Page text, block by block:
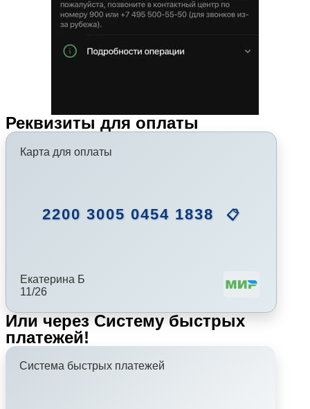
Реквизиты для оплаты
Карта для оплаты
2200 3005 0454 1838 📋
Екатерина Б
11/26
Или через Систему быстрых
платежей!
Система быстрых платежей